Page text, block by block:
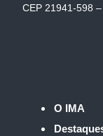
CEP 21941-598
O IMA